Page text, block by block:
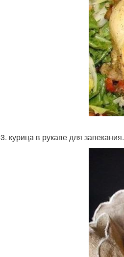
3. курица в рукаве для запекания.